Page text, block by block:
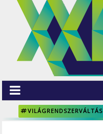
VILÁGRENDSZERVÁLTÁS